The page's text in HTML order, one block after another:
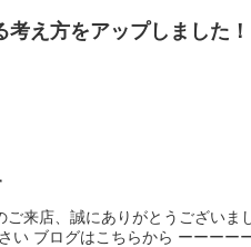
え方をアップしました！
来店、誠にありがとうござい
ブログはこちらから ーーーーー